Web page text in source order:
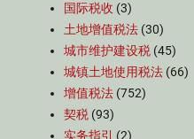
国际税收 (3)
土地增值税法 (30)
城市维护建设税 (45)
城镇土地使用税法 (66)
增值税法 (752)
契税 (93)
实务指引
(2)